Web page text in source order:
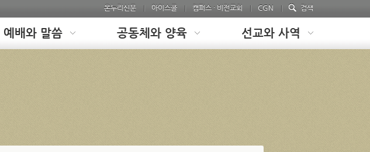
온누리신문 아이스쿨 캠퍼스 · 비전교회 CGN 검색
예배와 말씀 공동체와 양육 선교와 사역